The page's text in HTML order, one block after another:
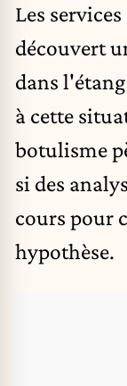
Les
découvert
dans
à cette
botulisme
si des
cours pour
hypothèse.